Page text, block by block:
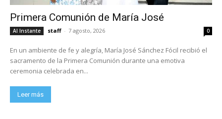
Primera Comunión de María José
Al Instante staff - 7 agosto, 2026 0
En un ambiente de fe y alegría, María José Sánchez Fócil recibió el
sacramento de la Primera Comunión durante una emotiva
ceremonia celebrada en...
Leer más